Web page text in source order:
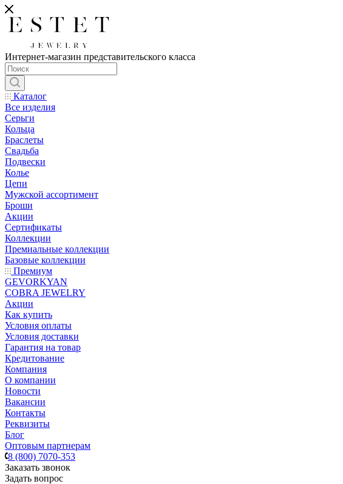
Интернет-магазин представительского класса
Каталог
Все изделия
Серьги
Кольца
Браслеты
Свадьба
Подвески
Колье
Цепи
Мужской ассортимент
Броши
Акции
Сертификаты
Коллекции
Премиальные коллекции
Базовые коллекции
Премиум
GEVORKYAN
COBRA JEWELRY
Акции
Как купить
Условия оплаты
Условия доставки
Гарантия на товар
Кредитование
Компания
О компании
Новости
Вакансии
Контакты
Реквизиты
Блог
Оптовым партнерам
8 (800) 7070-353
Заказать звонок
Задать вопрос